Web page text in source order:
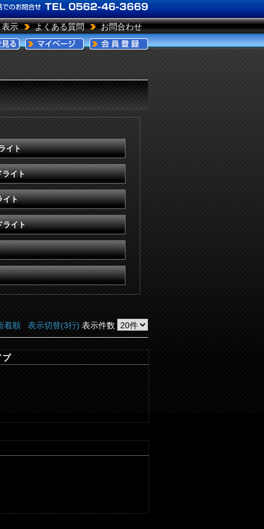
表示 よくある質問 お問合わせ
イト
ライト
イト
ライト
着順 表示切替(3行) 表示件数
プ